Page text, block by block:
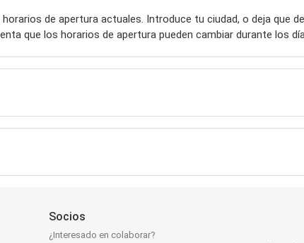
de apertura actuales. Introduce tu ciudad, o deja que
que los horarios de apertura pueden cambiar durante los
Socios
¿Interesado en colaborar?